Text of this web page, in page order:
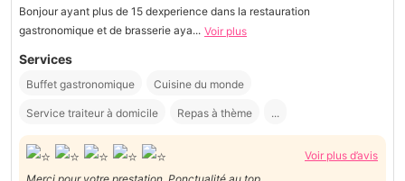
Bonjour ayant plus de 15 dexperience dans la restauration
gastronomique et de brasserie aya... Voir plus
Services
Buffet gastronomique Cuisine du monde
Service traiteur à domicile Repas à thème ...
Voir plus d’avis